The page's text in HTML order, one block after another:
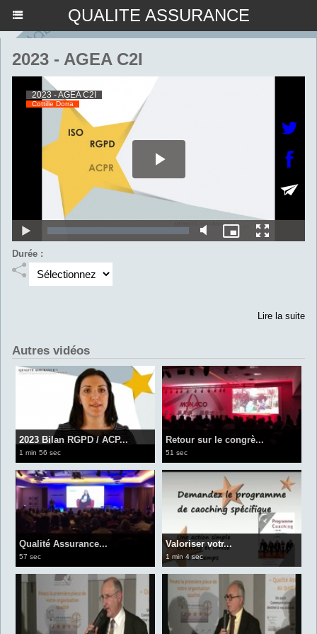
QUALITE ASSURANCE
2023 - AGEA C2I
Durée :
Lire la suite
Autres vidéos
2023 Bilan RGPD / ACP...
1 min 56 sec
Retour sur le congrè...
51 sec
Qualité Assurance...
57 sec
Valoriser votr...
1 min 4 sec